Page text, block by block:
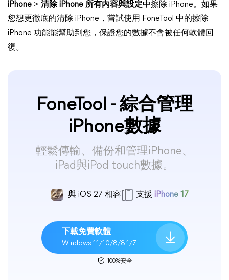
iPhone > 清除 iPhone 所有內容與設定中擦除 iPhone。如果
您想更徹底的清除 iPhone，嘗試使用 FoneTool 中的擦除
iPhone 功能能幫助到您，保證您的數據不會被任何軟體回
復。
FoneTool - 綜合管理
iPhone數據
輕鬆傳輸、備份和管理iPhone、
iPad與iPod touch數據。
與 iOS 27 相容 支援 iPhone 17
下載免費軟體
Windows 11/10/8/8.1/7
100%安全